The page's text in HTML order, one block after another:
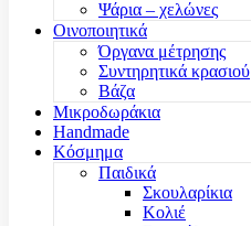
Ψάρια – χελώνες
Οινοποιητικά
Όργανα μέτρησης
Συντηρητικά κρασιού
Βάζα
Μικροδωράκια
Handmade
Κόσμημα
Παιδικά
Σκουλαρίκια
Κολιέ